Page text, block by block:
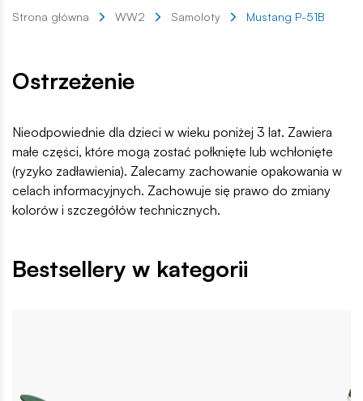
Strona główna WW2 Samoloty Mustang P-51B
Ostrzeżenie
Nieodpowiednie dla dzieci w wieku poniżej 3 lat. Zawiera
małe części, które mogą zostać połknięte lub wchłonięte
(ryzyko zadławienia). Zalecamy zachowanie opakowania w
celach informacyjnych. Zachowuje się prawo do zmiany
kolorów i szczegółów technicznych.
Bestsellery w kategorii